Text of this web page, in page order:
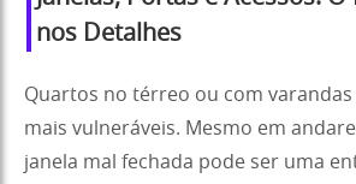
nos Detalhes
Quartos no térreo ou com varandas
mais vulneráveis. Mesmo em
janela mal fechada pode ser uma